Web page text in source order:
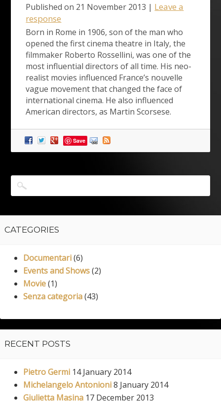
Published on 21 November 2013 | Leave a
response
Born in Rome in 1906, son of the man who
opened the first cinema theatre in Italy, the
filmmaker Roberto Rossellini, was one of the
most influential directors of all time. His neo-
realist movies influenced France’s nouvelle
vague movement that changed the face of
international cinema. He also influenced
American directors, as Martin Scorsese.
Save
CATEGORIES
Documentari(6)
Events and Shows(2)
Movie(1)
Senza categoria(43)
RECENT POSTS
Pietro Germi 14 January 2014
Michelangelo Antonioni8 January 2014
Giulietta Masina 17 December 2013